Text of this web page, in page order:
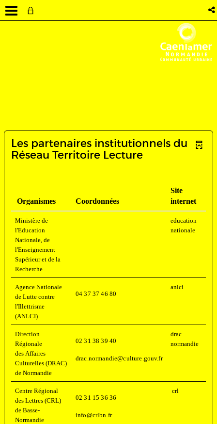
Les partenaires institutionnels du
Réseau Territoire Lecture
Organismes Coordonnées
Site
internet
Ministère de
l'Education
Nationale, de
l'Enseignement
Supérieur et de la
Recherche
education
nationale
Agence Nationale
de Lutte contre
l'Illettrisme
(ANLCI)
04 37 37 46 80
anlci
Direction
Régionale
des Affaires
Culturelles (DRAC)
de Normandie
02 31 38 39 40
drac.normandie@culture.gouv.fr
drac
normandie
Centre Régional
des Lettres (CRL)
de Basse-
Normandie
02 31 15 36 36
info@crlbn.fr
crl